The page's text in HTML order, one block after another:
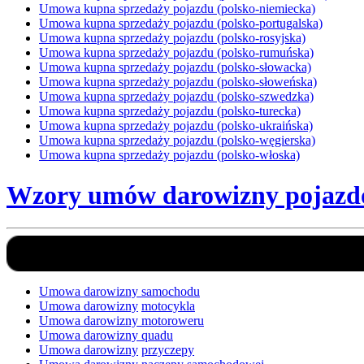
Umowa kupna sprzedaży pojazdu (polsko-niemiecka)
Umowa kupna sprzedaży pojazdu (polsko-portugalska)
Umowa kupna sprzedaży pojazdu (polsko-rosyjska)
Umowa kupna sprzedaży pojazdu (polsko-rumuńska)
Umowa kupna sprzedaży pojazdu (polsko-słowacka)
Umowa kupna sprzedaży pojazdu (polsko-słoweńska)
Umowa kupna sprzedaży pojazdu (polsko-szwedzka)
Umowa kupna sprzedaży pojazdu (polsko-turecka)
Umowa kupna sprzedaży pojazdu (polsko-ukraińska)
Umowa kupna sprzedaży pojazdu (polsko-węgierska)
Umowa kupna sprzedaży pojazdu (polsko-włoska)
Wzory umów darowizny
Umowa darowizny samochodu
Umowa darowizny motocykla
Umowa darowizny motoroweru
Umowa darowizny quadu
Umowa darowizny przyczepy